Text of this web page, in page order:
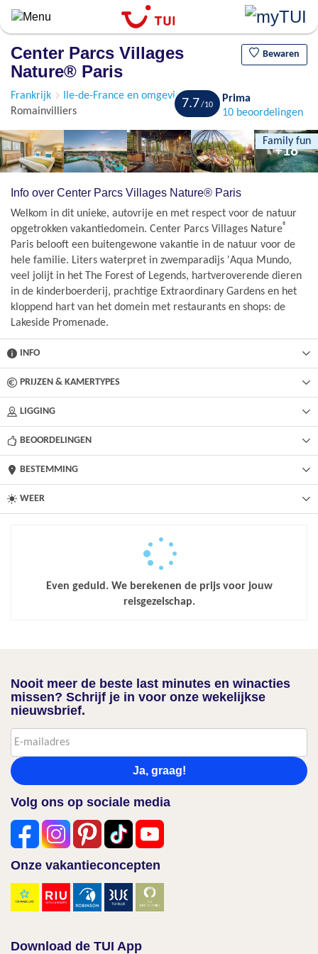
Overslaan
en
algemene
gaan
Center Parcs Villages
Nature® Paris
Bewaren
Frankrijk Ile-de-France en omgeving Disneyland
Romainvilliers
Family fun
7.7
Prima
10 beoordelingen
+18
Info over Center Parcs Villages Nature® Paris
Welkom in dit unieke, autovrije en met respect voor de natuur
opgetrokken vakantiedomein. Center Parcs Villages Nature®
Paris belooft een buitengewone vakantie in de natuur voor de
hele familie. Liters waterpret in zwemparadijs 'Aqua Mundo,
veel jolijt in het The Forest of Legends, hartveroverende dieren
in de kinderboerderij, prachtige Extraordinary Gardens en het
kloppend hart van het domein met restaurants en shops: de
Lakeside Promenade.
INFO
PRIJZEN & KAMERTYPES
LIGGING
BEOORDELINGEN
BESTEMMING
WEER
Even geduld. We berekenen de prijs voor jouw
reisgezelschap.
Nooit meer de beste last minutes en winacties
missen? Schrijf je in voor onze wekelijkse
nieuwsbrief.
Ja, graag!
Volg ons op sociale media
Onze vakantieconcepten
Download de TUI App